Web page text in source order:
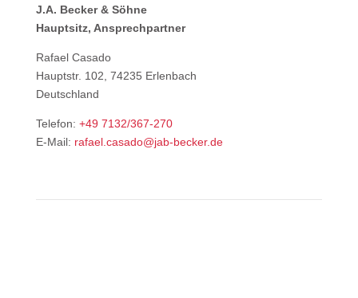
J.A. Becker & Söhne
Hauptsitz, Ansprechpartner
Rafael Casado
Hauptstr. 102, 74235 Erlenbach
Deutschland
Telefon: +49 7132/367-270
E-Mail: rafael.casado@jab-becker.de